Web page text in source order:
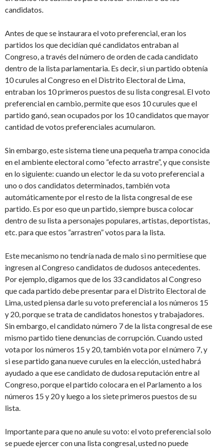
candidatos.
Antes de que se instaurara el voto preferencial, eran los
partidos los que decidían qué candidatos entraban al
Congreso, a través del número de orden de cada candidato
dentro de la lista parlamentaria. Es decir, si un partido obtenía
10 curules al Congreso en el Distrito Electoral de Lima,
entraban los 10 primeros puestos de su lista congresal. El voto
preferencial en cambio, permite que esos 10 curules que el
partido ganó, sean ocupados por los 10 candidatos que mayor
cantidad de votos preferenciales acumularon.
Sin embargo, este sistema tiene una pequeña trampa conocida
en el ambiente electoral como “efecto arrastre”, y que consiste
en lo siguiente: cuando un elector le da su voto preferencial a
uno o dos candidatos determinados, también vota
automáticamente por el resto de la lista congresal de ese
partido. Es por eso que un partido, siempre busca colocar
dentro de su lista a personajes populares, artistas, deportistas,
etc. para que estos “arrastren” votos para la lista.
Este mecanismo no tendría nada de malo si no permitiese que
ingresen al Congreso candidatos de dudosos antecedentes.
Por ejemplo, digamos que de los 33 candidatos al Congreso
que cada partido debe presentar para el Distrito Electoral de
Lima, usted piensa darle su voto preferencial a los números 15
y 20, porque se trata de candidatos honestos y trabajadores.
Sin embargo, el candidato número 7 de la lista congresal de ese
mismo partido tiene denuncias de corrupción. Cuando usted
vota por los números 15 y 20, también vota por el número 7, y
si ese partido gana nueve curules en la elección, usted habrá
ayudado a que ese candidato de dudosa reputación entre al
Congreso, porque el partido colocara en el Parlamento a los
números 15 y 20 y luego a los siete primeros puestos de su
lista.
Importante para que no anule su voto: el voto preferencial solo
se puede ejercer con una lista congresal, usted no puede